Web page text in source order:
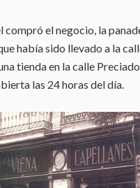
compró el negocio, la
había sido llevado a la
tienda en la calle
las 24 horas del día.